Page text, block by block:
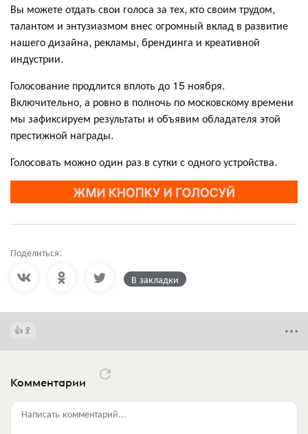
Вы можете отдать свои голоса за тех, кто своим трудом,
талантом и энтузиазмом внес огромный вклад в развитие
нашего дизайна, рекламы, брендинга и креативной
индустрии.
Голосование продлится вплоть до 15 ноября.
Включительно, а ровно в полночь по московскому времени
мы зафиксируем результаты и объявим обладателя этой
престижной награды.
Голосовать можно один раз в сутки с одного устройства.
Поделиться:
В закладки
2
Комментарии
Написать комментарий...